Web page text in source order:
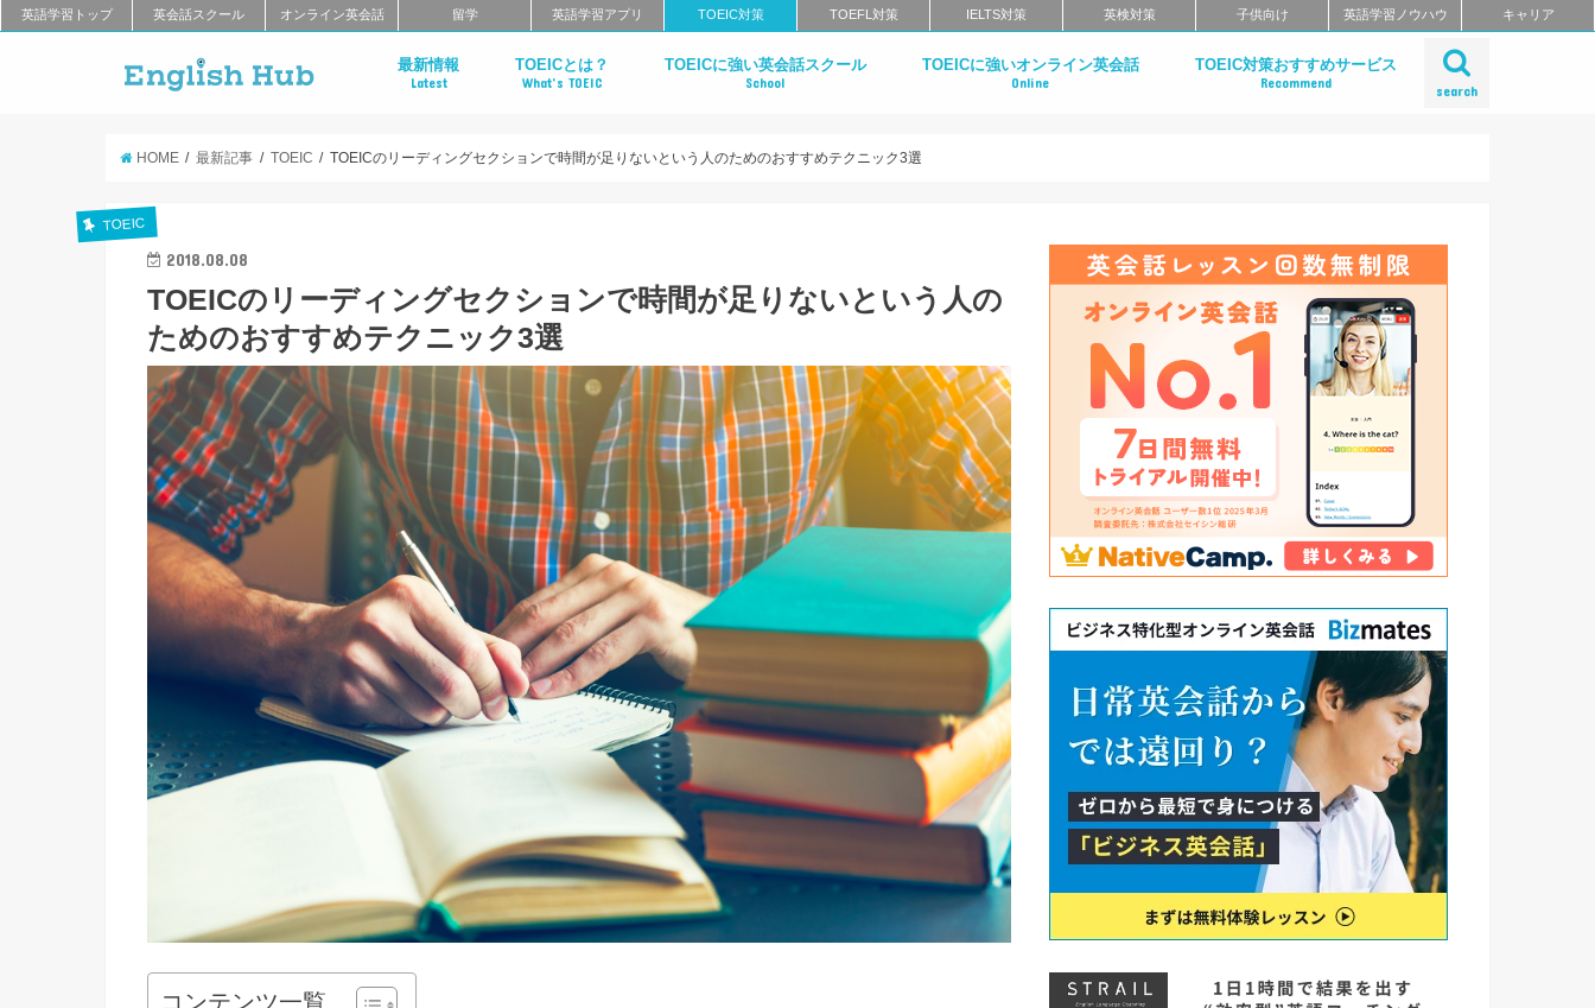
英語学習トップ 英会話スクール オンライン英会話 留学 英語学習アプリ TOEIC対策 TOEFL対策 IELTS対策 英検対策 子供向け 英語学習ノウハウ キャリア
search
最新情報
Latest
TOEICとは？
What’s TOEIC
識を解説
TOEICに強い英会話スクール
School
TOEICに強いオンライン英会話
Online
TOEIC対策おすすめサービス
Recommend
HOME 最新記事 TOEIC TOEICのリーディングセクションで時間が足りないという人のためのおすすめテクニック3選
TOEIC
2018.08.08
TOEICのリーディングセクションで時間が足りないという人の
ためのおすすめテクニック3選
コンテンツ一覧